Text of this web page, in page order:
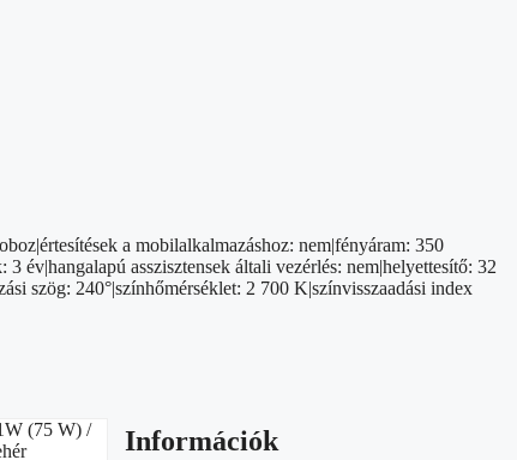
a mobilalkalmazáshoz: nem|fényáram: 350
év|hangalapú asszisztensek általi vezérlés: nem|helyettesítő: 32
szög: 240°|színhőmérséklet: 2 700 K|színvisszaadási index
Információk